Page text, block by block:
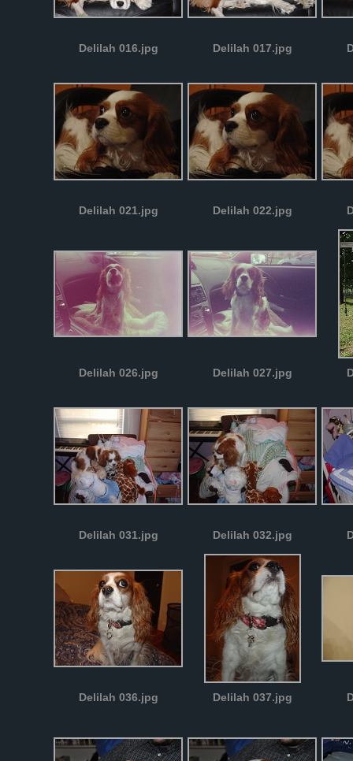
Delilah 016.jpg Delilah 017.jpg
Delilah 021.jpg Delilah 022.jpg
Delilah 026.jpg Delilah 027.jpg
Delilah 031.jpg Delilah 032.jpg
Delilah 036.jpg Delilah 037.jpg